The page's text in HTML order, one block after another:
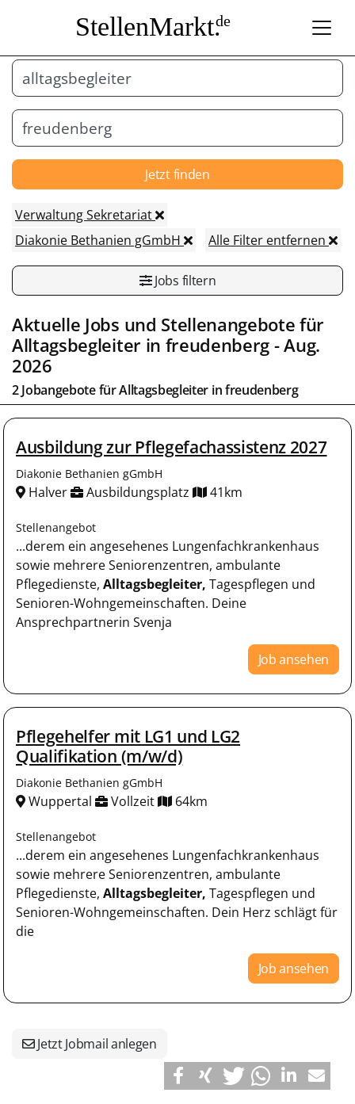
StellenMarkt.de
Jetzt finden
Verwaltung Sekretariat
Diakonie Bethanien gGmbH
Alle Filter entfernen
Jobs filtern
Aktuelle Jobs und Stellenangebote für
Alltagsbegleiter in freudenberg- Aug.
2026
2 Jobangebote fürAlltagsbegleiter infreudenberg
Ausbildung zur Pflegefachassistenz 2027
Diakonie Bethanien gGmbH
Halver Ausbildungsplatz 41km
Stellenangebot
...derem ein angesehenes Lungenfachkrankenhaus
sowie mehrere Seniorenzentren, ambulante
Pflegedienste, Alltagsbegleiter, Tagespflegen und
Senioren-Wohngemeinschaften. Deine
Ansprechpartnerin Svenja
Job ansehen
Pflegehelfer mit LG1 und LG2
Qualifikation (m/w/d)
Diakonie Bethanien gGmbH
Wuppertal Vollzeit 64km
Stellenangebot
...derem ein angesehenes Lungenfachkrankenhaus
sowie mehrere Seniorenzentren, ambulante
Pflegedienste, Alltagsbegleiter, Tagespflegen und
Senioren-Wohngemeinschaften. Dein Herz schlägt für
die
Job ansehen
Jetzt Jobmail anlegen